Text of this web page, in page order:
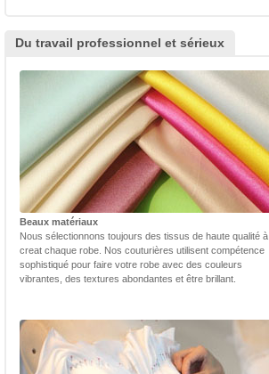
Du travail professionnel et sérieux
Beaux matériaux
Nous sélectionnons toujours des tissus de haute qualité à
creat chaque robe. Nos couturières utilisent compétence
sophistiqué pour faire votre robe avec des couleurs
vibrantes, des textures abondantes et être brillant.